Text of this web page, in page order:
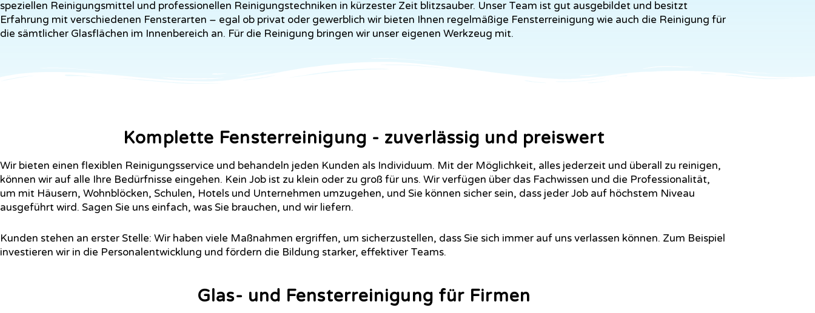
speziellen Reinigungsmittel und professionellen Reinigungstechniken in kürzester Zeit blitzsauber. Unser Team ist gut ausgebildet und besitzt
Erfahrung mit verschiedenen Fensterarten – egal ob privat oder gewerblich wir bieten Ihnen regelmäßige Fensterreinigung wie auch die Reinigung für
die sämtlicher Glasflächen im Innenbereich an. Für die Reinigung bringen wir unser eigenen Werkzeug mit.
Komplette Fensterreinigung - zuverlässig und preiswert
Wir bieten einen flexiblen Reinigungsservice und behandeln jeden Kunden als Individuum. Mit der Möglichkeit, alles jederzeit und überall zu reinigen,
können wir auf alle Ihre Bedürfnisse eingehen. Kein Job ist zu klein oder zu groß für uns. Wir verfügen über das Fachwissen und die Professionalität,
um mit Häusern, Wohnblöcken, Schulen, Hotels und Unternehmen umzugehen, und Sie können sicher sein, dass jeder Job auf höchstem Niveau
ausgeführt wird. Sagen Sie uns einfach, was Sie brauchen, und wir liefern.
Kunden stehen an erster Stelle: Wir haben viele Maßnahmen ergriffen, um sicherzustellen, dass Sie sich immer auf uns verlassen können. Zum Beispiel
investieren wir in die Personalentwicklung und fördern die Bildung starker, effektiver Teams.
Glas- und Fensterreinigung für Firmen